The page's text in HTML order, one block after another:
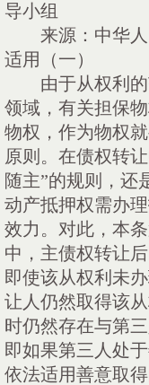
导小组
来源：中华
适用（一）
由于从权利
领域，有关担保
物权，作为物权
原则。在债权转
随主”的规则，还
动产抵押权需办
效力。对此，本
中，主债权转让
即使该从权利未
让人仍然取得该
时仍然存在与第
即如果第三人处
依法适用善意取